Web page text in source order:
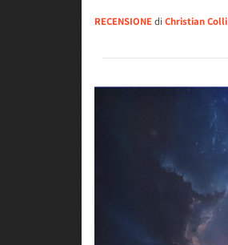
RECENSIONEdi Christian Colli